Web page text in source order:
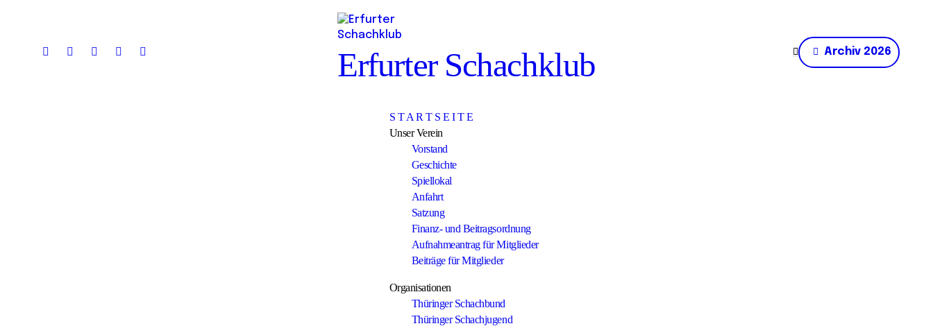
Erfurter Schachklub Archiv 2026
S T A R T S E I T E
Unser Verein
Vorstand
Geschichte
Spiellokal
Anfahrt
Satzung
Finanz- und Beitragsordnung
Aufnahmeantrag für Mitglieder
Beiträge für Mitglieder
Organisationen
Thüringer Schachbund
Thüringer Schachjugend